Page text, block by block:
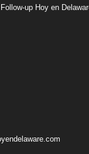
up Hoy en